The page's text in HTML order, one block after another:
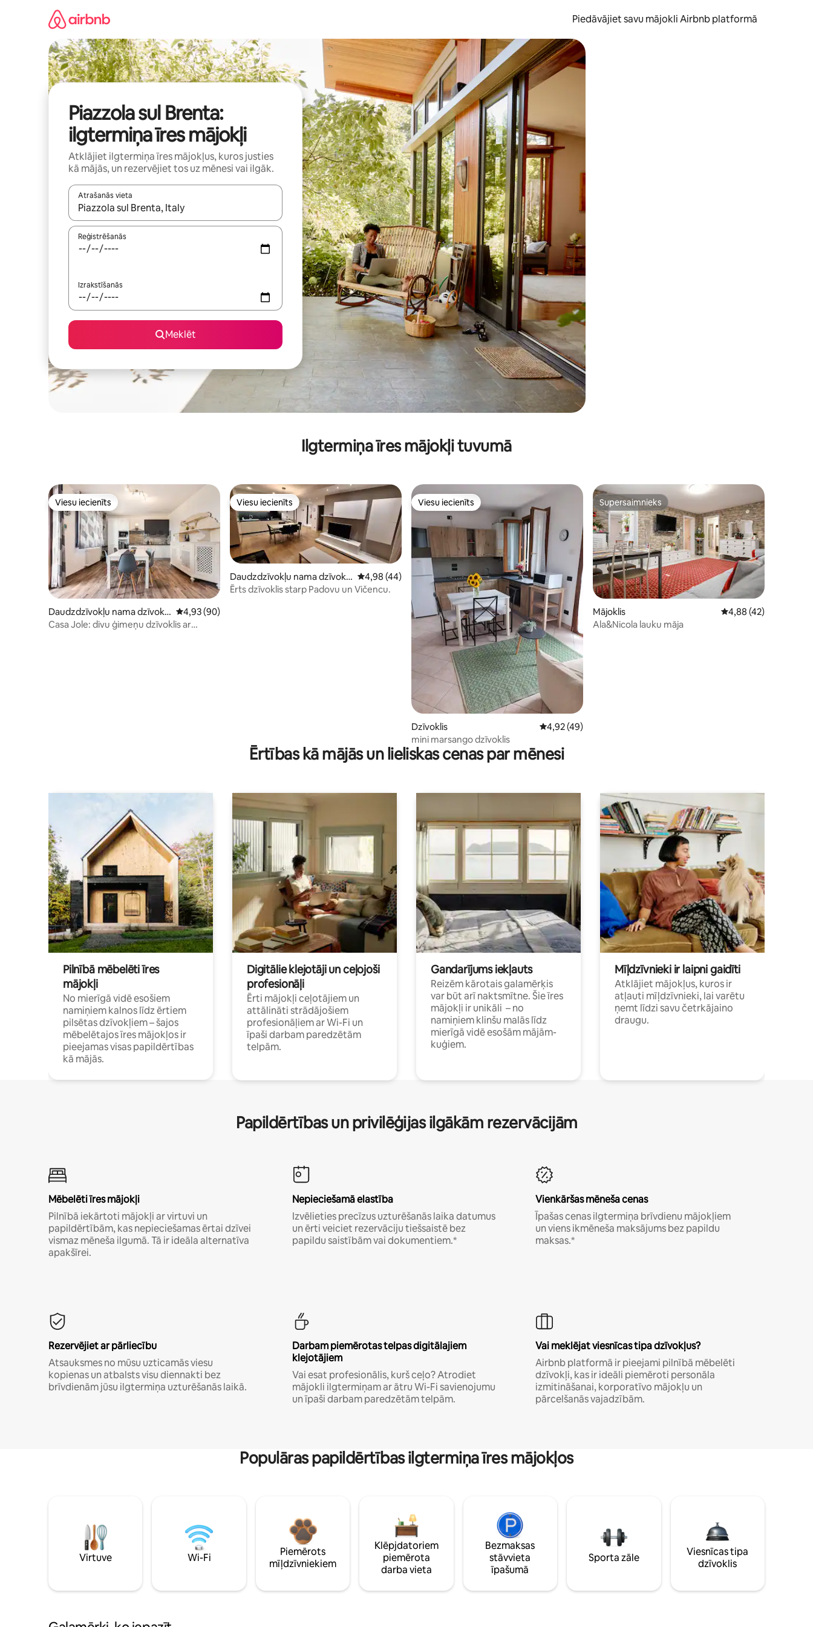
Piedāvājiet savu mājokli Airbnb platformā
Piazzola sul Brenta:
ilgtermiņa īres mājokļi
Atklājiet ilgtermiņa īres mājokļus, kuros justies
kā mājās, un rezervējiet tos uz mēnesi vai ilgāk.
Atrašanās vieta
Kad rezultāti kļūs pieejami, izmantojiet bultiņu uz augšu un uz leju vai izpētiet tos, pieskaroties ekrānam vai pavelkot pa to ar pirkstu.
Reģistrēšanās
Izrakstīšanās
Meklēt
Ilgtermiņa īres mājokļi tuvumā
Viesu iecienīts
Viesu iecienīts
Daudzdzīvokļu nama dzīvokli
s
Vidējais vērtējums: 4,93 no 5, atsauksmju skaits: 90
4,93 (90)
Casa Jole: divu ģimeņu dzīvoklis ar
Viesu iecienīts
Viesu iecienīts
Daudzdzīvokļu nama dzīvokli
s
Vidējais vērtējums: 4,98 no 5, atsauksmju skaits: 44
4,98 (44)
Ērts dzīvoklis starp Padovu un Vičencu.
Viesu iecienīts
Viesu iecienīts
Dzīvoklis Vidējais vērtējums: 4,92 no 5, atsauksmju skaits: 49
4,92 (49)
mini marsango dzīvoklis
Supersaimnieks
Supersaimnieks
Mājoklis Vidējais vērtējums:
4,88 (42)
Ala&Nicola lauku māja
Ērtības kā mājās un lieliskas cenas par mēnesi
Pilnībā mēbelēti īres
mājokļi
No mierīgā vidē esošiem
namiņiem kalnos līdz ērtiem
pilsētas dzīvokļiem – šajos
mēbelētajos īres mājokļos ir
pieejamas visas papildērtības
kā mājās.
Digitālie klejotāji un ceļojoši
profesionāļi
Ērti mājokļi ceļotājiem un
attālināti strādājošiem
profesionāļiem ar Wi-Fi un
īpaši darbam paredzētām
telpām.
Gandarījums iekļauts
Reizēm kārotais galamērķis
var būt arī naktsmītne. Šie īres
mājokļi ir unikāli – no
namiņiem klinšu malās līdz
mierīgā vidē esošām mājām-
kuģiem.
Mīļdzīvnieki ir laipni gaidīti
Atklājiet mājokļus, kuros ir
atļauti mīļdzīvnieki, lai varētu
ņemt līdzi savu četrkājaino
draugu.
Papildērtības un privilēģijas ilgākām rezervācijām
Mēbelēti īres mājokļi
Pilnībā iekārtoti mājokļi ar virtuvi un
papildērtībām, kas nepieciešamas ērtai dzīvei
vismaz mēneša ilgumā. Tā ir ideāla alternatīva
apakšīrei.
Nepieciešamā elastība
Izvēlieties precīzus uzturēšanās laika datumus
un ērti veiciet rezervāciju tiešsaistē bez
papildu saistībām vai dokumentiem.*
Vienkāršas mēneša cenas
Īpašas cenas ilgtermiņa brīvdienu mājokļiem
un viens ikmēneša maksājums bez papildu
maksas.*
Rezervējiet ar pārliecību
Atsauksmes no mūsu uzticamās viesu
kopienas un atbalsts visu diennakti bez
brīvdienām jūsu ilgtermiņa uzturēšanās laikā.
Darbam piemērotas telpas digitālajiem
klejotājiem
Vai esat profesionālis, kurš ceļo? Atrodiet
mājokli ilgtermiņam ar ātru Wi-Fi savienojumu
un īpaši darbam paredzētām telpām.
Vai meklējat viesnīcas tipa dzīvokļus?
Airbnb platformā ir pieejami pilnībā mēbelēti
dzīvokļi, kas ir ideāli piemēroti personāla
izmitināšanai, korporatīvo mājokļu un
pārcelšanās vajadzībām.
Populāras papildērtības ilgtermiņa īres mājokļos
Virtuve Wi-Fi
Piemērots
mīļdzīvniekiem
Klēpjdatoriem
piemērota
darba vieta
Bezmaksas
stāvvieta
īpašumā
Sporta zāle
Viesnīcas tipa
dzīvoklis